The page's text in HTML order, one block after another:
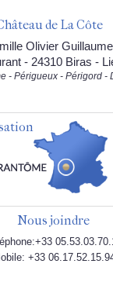
de La Côte
Olivier Guillaume
- 24310 Biras -
- Périgueux - Périgord -
Nous joindre
+33